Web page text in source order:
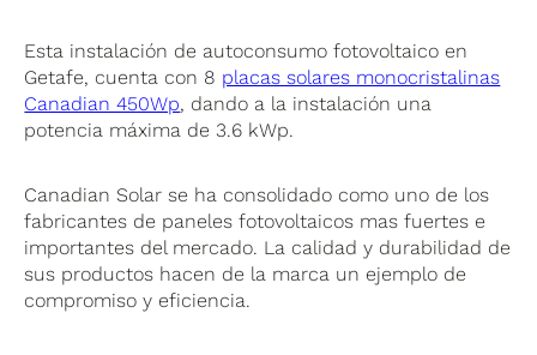
Esta instalación de autoconsumo fotovoltaico en
Getafe, cuenta con 8 placas solares monocristalinas
Canadian 450Wp, dando a la instalación una
potencia máxima de 3.6 kWp.
Canadian Solar se ha consolidado como uno de los
fabricantes de paneles fotovoltaicos mas fuertes e
importantes del mercado. La calidad y durabilidad de
sus productos hacen de la marca un ejemplo de
compromiso y eficiencia.